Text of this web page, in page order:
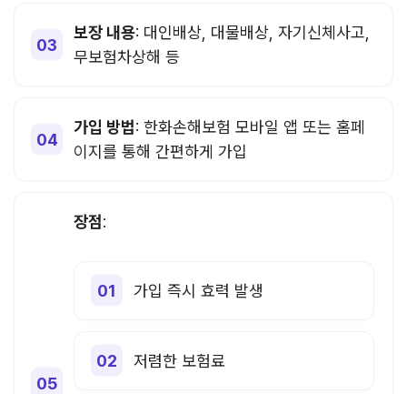
보장 내용: 대인배상, 대물배상, 자기신체사고,
무보험차상해 등
가입 방법: 한화손해보험 모바일 앱 또는 홈페
이지를 통해 간편하게 가입
장점:
가입 즉시 효력 발생
저렴한 보험료